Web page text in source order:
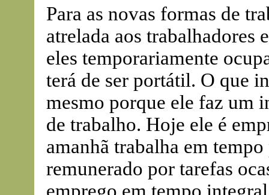
Para as novas formas de
atrelada aos trabalhadores
eles temporariamente
terá de ser portátil. O que
mesmo porque ele faz um
de trabalho. Hoje ele é
amanhã trabalha em
remunerado por tarefas